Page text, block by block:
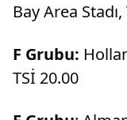
Bay Area
F Grubu:
TSİ 20.00